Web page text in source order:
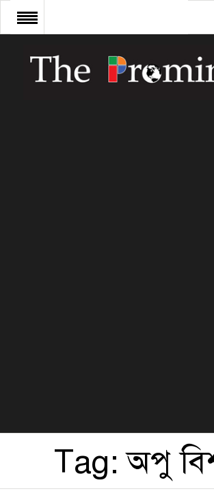
প্রচ্ছদ
Tag:অপু